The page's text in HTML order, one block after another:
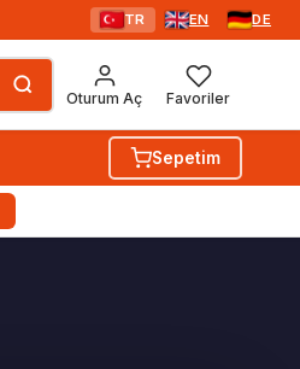
TR EN DE
Oturum Aç Favoriler
Sepetim